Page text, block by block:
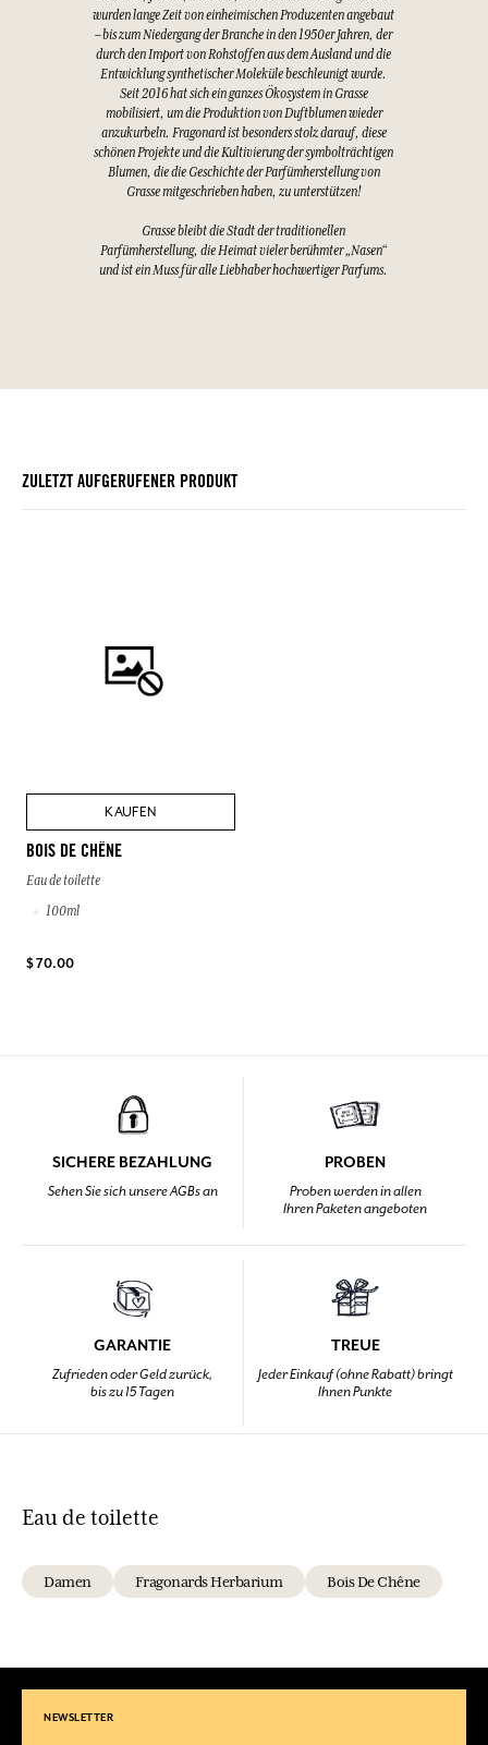
wurden lange Zeit von einheimischen Produzenten angebaut
– bis zum Niedergang der Branche in den 1950er Jahren, der
durch den Import von Rohstoffen aus dem Ausland und die
Entwicklung synthetischer Moleküle beschleunigt wurde.
Seit 2016 hat sich ein ganzes Ökosystem in Grasse
mobilisiert, um die Produktion von Duftblumen wieder
anzukurbeln. Fragonard ist besonders stolz darauf, diese
schönen Projekte und die Kultivierung der symbolträchtigen
Blumen, die die Geschichte der Parfümherstellung von
Grasse mitgeschrieben haben, zu unterstützen!
Grasse bleibt die Stadt der traditionellen
Parfümherstellung, die Heimat vieler berühmter „Nasen“
und ist ein Muss für alle Liebhaber hochwertiger Parfums.
ZULETZT AUFGERUFENER PRODUKT
KAUFEN
BOIS DE CHÊNE
Eau de toilette
100ml
$ 70.00
SICHERE BEZAHLUNG
Sehen Sie sich unsere AGBs an
PROBEN
Proben werden in allen
Ihren Paketen angeboten
GARANTIE
Zufrieden oder Geld zurück,
bis zu 15 Tagen
TREUE
Jeder Einkauf (ohne Rabatt) bringt
Ihnen Punkte
Eau de toilette
Damen Fragonards Herbarium Bois De Chêne
NEWSLETTER